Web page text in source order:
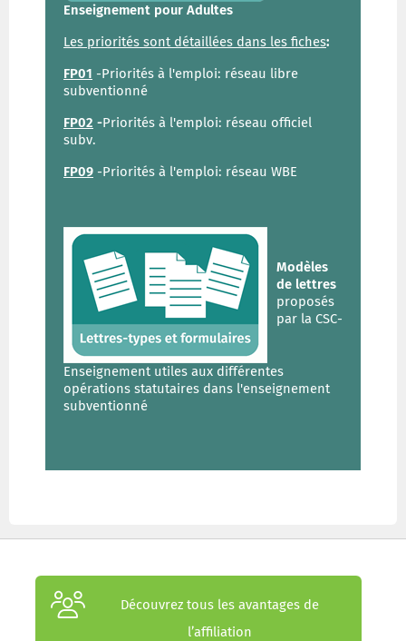
Enseignement pour Adultes
Les priorités sont détaillées dans les fiches:
FP01 -Priorités à l'emploi: réseau libre
subventionné
FP02 -Priorités à l'emploi: réseau officiel
subv.
FP09 -Priorités à l'emploi: réseau WBE
Modèles
de lettres
proposés
par la CSC-
Enseignement utiles aux différentes
opérations statutaires dans l'enseignement
subventionné
Découvrez tous les avantages de
l’affiliation